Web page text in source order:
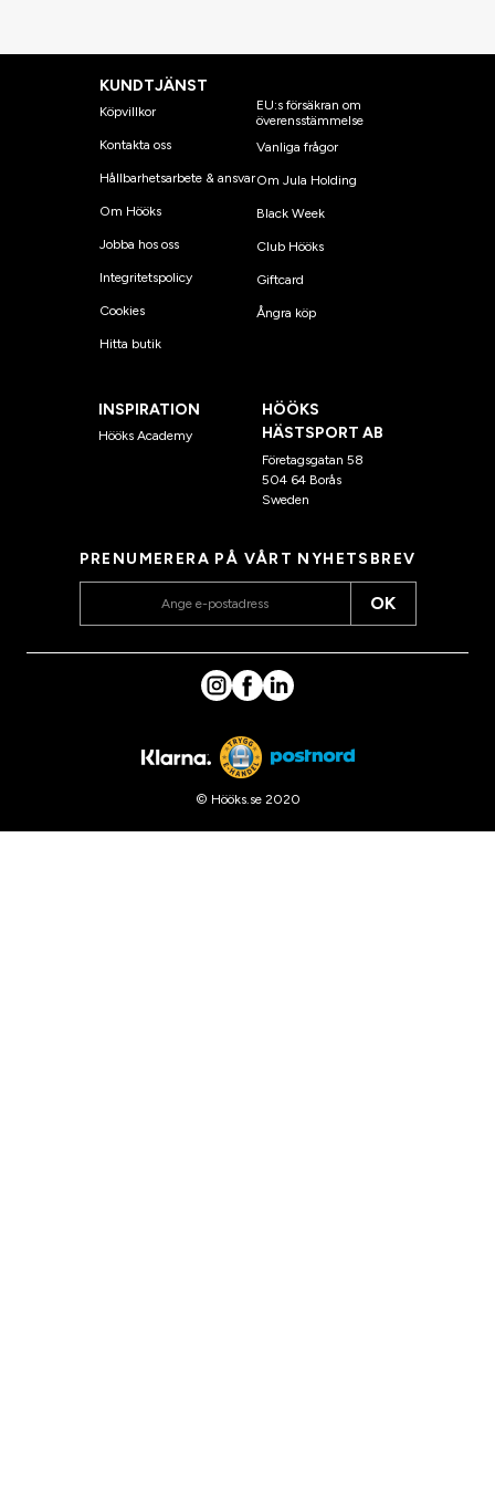
KUNDTJÄNST
Köpvillkor
Kontakta oss
Hållbarhetsarbete & ansvar
Om Hööks
Jobba hos oss
Integritetspolicy
Cookies
Hitta butik
EU:s försäkran om
överensstämmelse
Vanliga frågor
Om Jula Holding
Black Week
Club Hööks
Giftcard
Ångra köp
INSPIRATION
Hööks Academy
HÖÖKS
HÄSTSPORT AB
Företagsgatan 58
504 64 Borås
Sweden
PRENUMERERA PÅ VÅRT NYHETSBREV
OK
© Hööks.se 2020